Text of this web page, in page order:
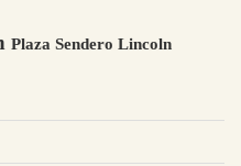
Plaza Sendero Lincoln